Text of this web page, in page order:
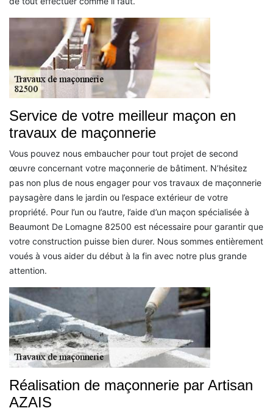
Service de votre meilleur maçon en
travaux de maçonnerie
Vous pouvez nous embaucher pour tout projet de second
œuvre concernant votre maçonnerie de bâtiment. N’hésitez
pas non plus de nous engager pour vos travaux de maçonnerie
paysagère dans le jardin ou l’espace extérieur de votre
propriété. Pour l’un ou l’autre, l’aide d’un maçon spécialisée à
Beaumont De Lomagne 82500 est nécessaire pour garantir que
votre construction puisse bien durer. Nous sommes entièrement
voués à vous aider du début à la fin avec notre plus grande
attention.
Réalisation de maçonnerie par Artisan
AZAIS